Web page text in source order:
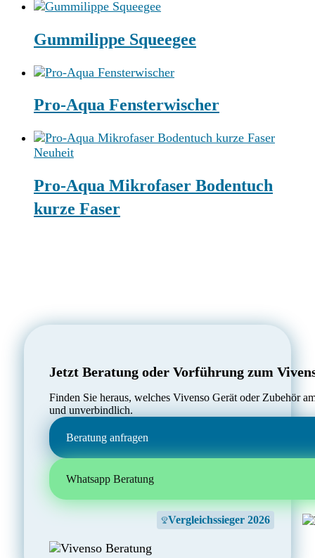
Gummilippe Squeegee
Pro-Aqua Fensterwischer
Neuheit
Pro-Aqua Mikrofaser Bodentuch
kurze Faser
Jetzt Beratung oder Vorführung zum
Finden Sie heraus, welches Vivenso Gerät oder Zubehör
und unverbindlich.
Beratung anfragen
Whatsapp Beratung
Vergleichssieger 2026